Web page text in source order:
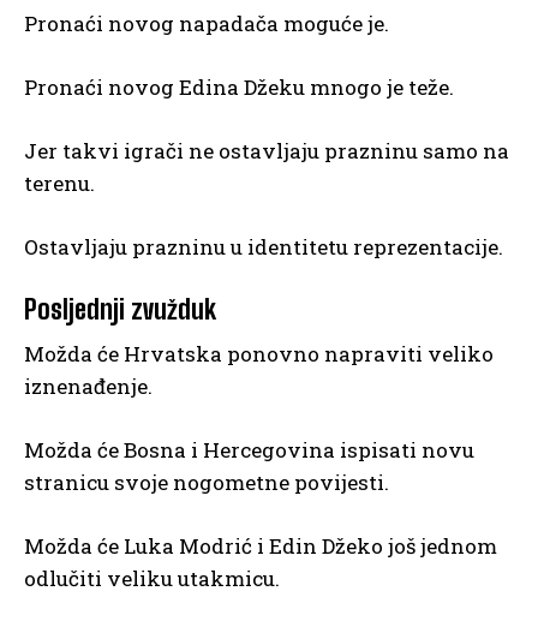
Pronaći novog napadača moguće je.
Pronaći novog Edina Džeku mnogo je teže.
Jer takvi igrači ne ostavljaju prazninu samo na
terenu.
Ostavljaju prazninu u identitetu reprezentacije.
Posljednji zvužduk
Možda će Hrvatska ponovno napraviti veliko
iznenađenje.
Možda će Bosna i Hercegovina ispisati novu
stranicu svoje nogometne povijesti.
Možda će Luka Modrić i Edin Džeko još jednom
odlučiti veliku utakmicu.